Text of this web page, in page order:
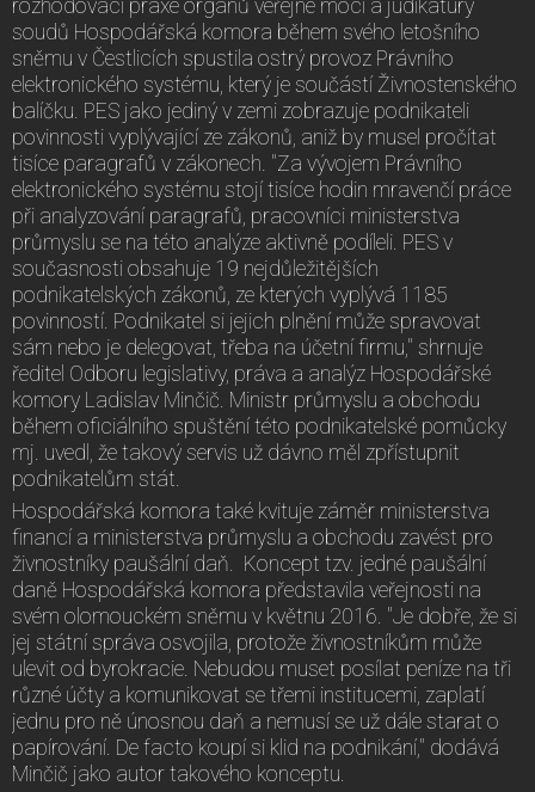
rozhodovací praxe orgánů veřejné moci a judikatury
soudů Hospodářská komora během svého letošního
sněmu v Čestlicích spustila ostrý provoz Právního
elektronického systému, který je součástí Živnostenského
balíčku. PES jako jediný v zemi zobrazuje podnikateli
povinnosti vyplývající ze zákonů, aniž by musel pročítat
tisíce paragrafů v zákonech. "Za vývojem Právního
elektronického systému stojí tisíce hodin mravenčí práce
při analyzování paragrafů, pracovníci ministerstva
průmyslu se na této analýze aktivně podíleli. PES v
současnosti obsahuje 19 nejdůležitějších
podnikatelských zákonů, ze kterých vyplývá 1185
povinností. Podnikatel si jejich plnění může spravovat
sám nebo je delegovat, třeba na účetní firmu," shrnuje
ředitel Odboru legislativy, práva a analýz Hospodářské
komory Ladislav Minčič. Ministr průmyslu a obchodu
během oficiálního spuštění této podnikatelské pomůcky
mj. uvedl, že takový servis už dávno měl zpřístupnit
podnikatelům stát.
Hospodářská komora také kvituje záměr ministerstva
financí a ministerstva průmyslu a obchodu zavést pro
živnostníky paušální daň. Koncept tzv. jedné paušální
daně Hospodářská komora představila veřejnosti na
svém olomouckém sněmu v květnu 2016. "Je dobře, že si
jej státní správa osvojila, protože živnostníkům může
ulevit od byrokracie. Nebudou muset posílat peníze na tři
různé účty a komunikovat se třemi institucemi, zaplatí
jednu pro ně únosnou daň a nemusí se už dále starat o
papírování. De facto koupí si klid na podnikání," dodává
Minčič jako autor takového konceptu.